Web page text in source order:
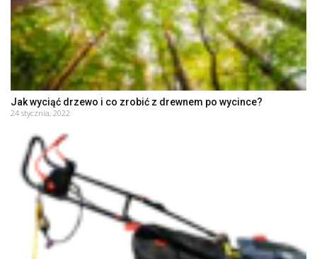
Jak wyciąć drzewo i co zrobić z drewnem po wycince?
24 stycznia, 2022